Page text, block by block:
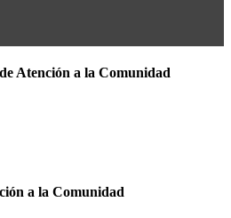
Atención a la Comunidad
a la Comunidad